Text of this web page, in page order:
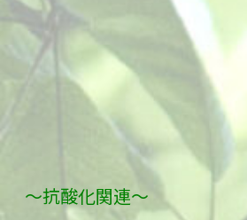
～抗酸化関連～